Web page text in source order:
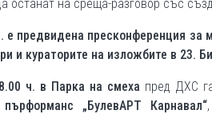
останат на среща-разговор със
е предвидена пресконференция за
и кураторите на изложбите в 23.
ч. в Парка на смеха пред ДХС
„БулевАРТ Карнавал“